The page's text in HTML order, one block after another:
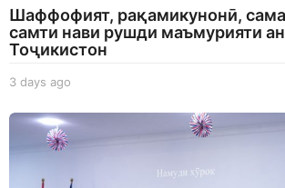
Шаффофият, рақамикунонӣ,
самти нави рушди маъмурияти
Тоҷикистон
3 days ago
a